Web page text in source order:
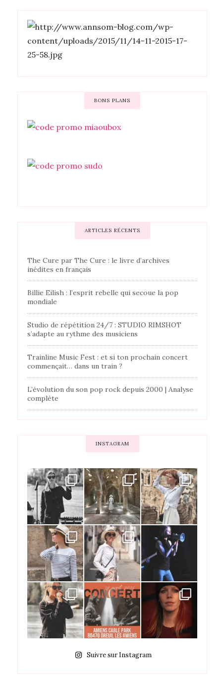
BONS PLANS
ARTICLES RÉCENTS
The Cure par The Cure : le livre d’archives
inédites en français
Billie Eilish : l’esprit rebelle qui secoue la pop
mondiale
Studio de répétition 24/7 : STUDIO RIMSHOT
s’adapte au rythme des musiciens
Trainline Music Fest : et si ton prochain concert
commençait… dans un train ?
L’évolution du son pop rock depuis 2000 | Analyse
complète
INSTAGRAM
Suivre sur Instagram